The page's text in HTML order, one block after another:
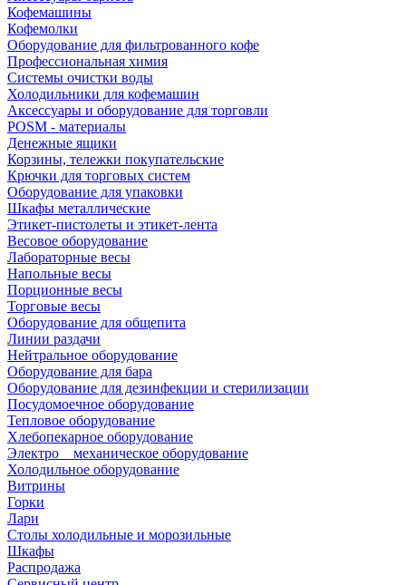
Кофемашины
Кофемолки
Оборудование для фильтрованного кофе
Профессиональная химия
Системы очистки воды
Холодильники для кофемашин
Аксессуары и оборудование для торговли
POSM - материалы
Денежные ящики
Корзины, тележки покупательские
Крючки для торговых систем
Оборудование для упаковки
Шкафы металлические
Этикет-пистолеты и этикет-лента
Весовое оборудование
Лабораторные весы
Напольные весы
Порционные весы
Торговые весы
Оборудование для общепита
Линии раздачи
Нейтральное оборудование
Оборудование для бара
Оборудование для дезинфекции и стерилизации
Посудомоечное оборудование
Тепловое оборудование
Хлебопекарное оборудование
Электро _ механическое оборудование
Холодильное оборудование
Витрины
Горки
Лари
Столы холодильные и морозильные
Шкафы
Распродажа